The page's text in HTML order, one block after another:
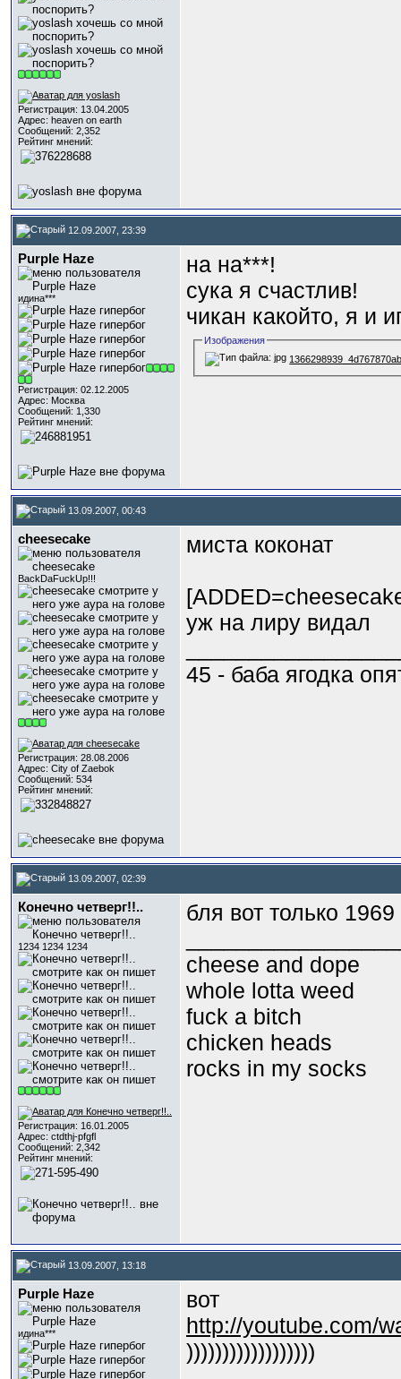
Регистрация: 13.04.2005
Адрес: heaven on earth
Сообщений: 2,352
Рейтинг мнений:
12.09.2007, 23:39
Purple Haze
идина***
Регистрация: 02.12.2005
Адрес: Москва
Сообщений: 1,330
Рейтинг мнений:
на на***!
сука я счастлив!
чикан какойто, я и
Изображения
13.09.2007, 00:43
cheesecake
BackDaFuckUp!!!
Регистрация: 28.08.2006
Адрес: City of Zaebok
Сообщений: 534
Рейтинг мнений:
миста коконат
уж на лиру видал
45 - баба ягодка
13.09.2007, 02:39
Конечно четверг!!..
1234 1234 1234
Регистрация: 16.01.2005
Адрес: ctdthj-pfgfl
Сообщений: 2,342
Рейтинг мнений:
бля вот только
cheese and dope
whole lotta weed
fuck a bitch
chicken heads
rocks in my socks
13.09.2007, 13:18
Purple Haze
идина***
вот
http://youtube.com/
))))))))))))))))))